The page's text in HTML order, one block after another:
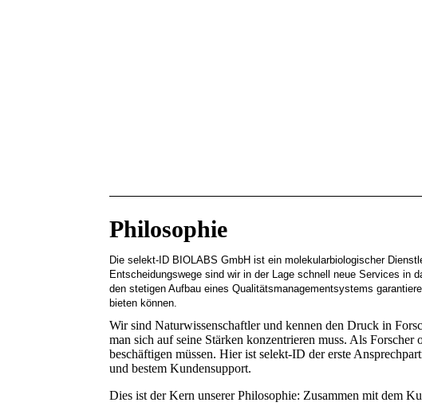
Philosophie
Die selekt-ID BIOLABS GmbH ist ein molekularbiologischer
Entscheidungswege sind wir in der Lage schnell neue Services in
den stetigen Aufbau eines Qualitätsmanagementsystems
bieten können.
Wir sind Naturwissenschaftler und kennen den Druck in
man sich auf seine Stärken konzentrieren muss. Als
beschäftigen müssen. Hier ist selekt-ID der erste
und bestem Kundensupport.
Dies ist der Kern unserer Philosophie: Zusammen mit dem